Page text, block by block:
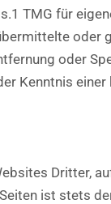
TMG für
oder
oder
Kenntnis
Dritter,
ist stets